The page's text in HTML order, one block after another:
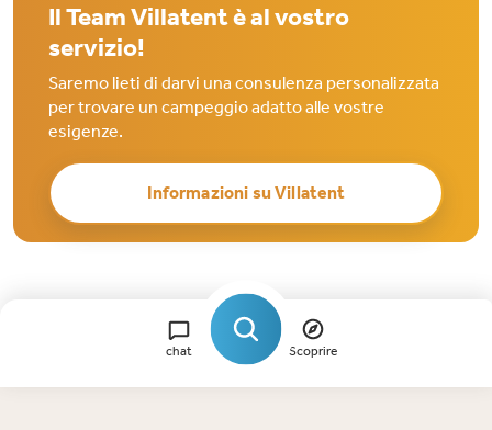
Il Team Villatent è al vostro
servizio!
Saremo lieti di darvi una consulenza personalizzata
per trovare un campeggio adatto alle vostre
esigenze.
Informazioni su Villatent
chat Scoprire